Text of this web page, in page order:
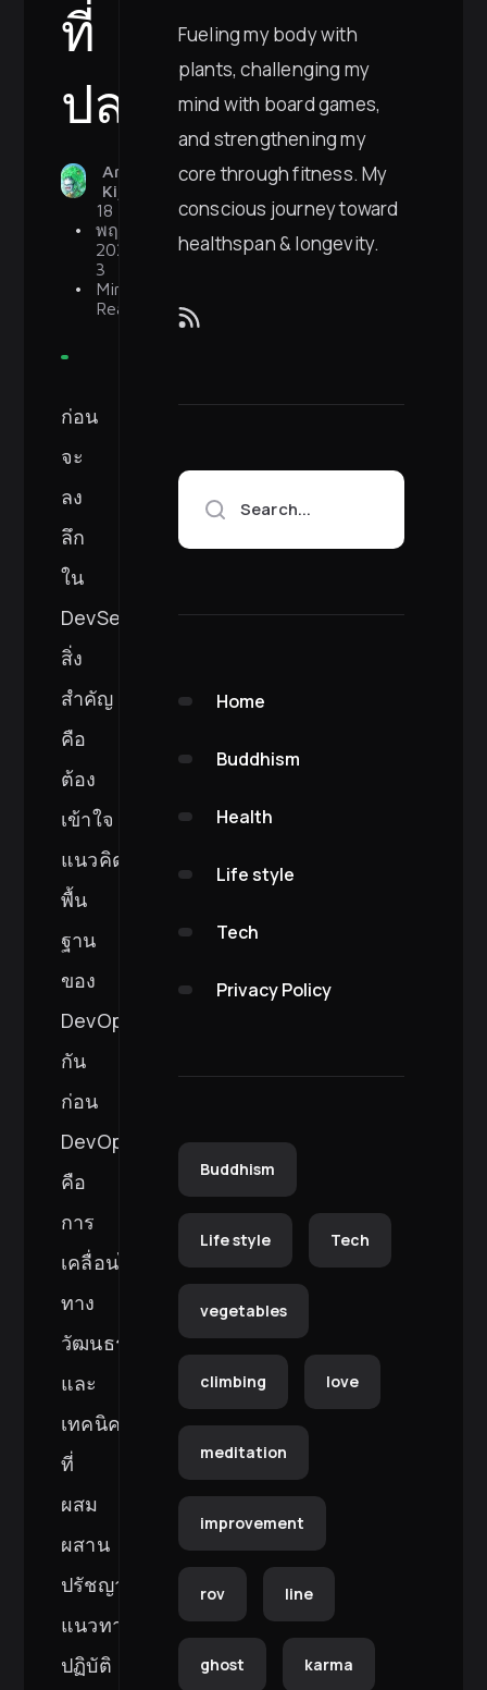
ที่
ปลอดภัย
Arnon
Kijlerdphon
18
พฤศจิกายน
2024
3
Min
Read
ก่อน
จะ
ลง
ลึก
ใน
DevSecOps
สิ่ง
สำคัญ
คือ
ต้อง
เข้าใจ
แนวคิด
พื้น
ฐาน
ของ
DevOps
กัน
ก่อน
DevOps
คือ
การ
เคลื่อนไหว
ทาง
วัฒนธรรม
และ
เทคนิค
ที่
ผสม
ผสาน
ปรัชญา
แนวทาง
ปฏิบัติ
Fueling my body with
plants, challenging my
mind with board games,
and strengthening my
core through fitness. My
conscious journey toward
healthspan & longevity.
Search...
Home
Buddhism
Health
Life style
Tech
Privacy Policy
Buddhism
Life style Tech
vegetables
climbing love
meditation
improvement
rov line
ghost karma